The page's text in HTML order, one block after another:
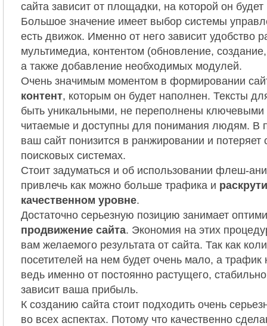
сайта зависит от площадки, на которой он
Большое значение имеет выбор системы
есть движок. Именно от него зависит удобство
мультимедиа, контентом (обновление,
а также добавление необходимых модулей.
Очень значимым моментом в формировании
контент, которым он будет наполнен. Тексты
быть уникальными, не переполнены ключевыми
читаемые и доступны для понимания людям. В
ваш сайт понизится в ранжировании и потеряет
поисковых системах.
Стоит задуматься и об использовании флеш-
привлечь как можно больше трафика и
качественном уровне.
Достаточно серьезную позицию занимает
продвижение сайта. Экономия на этих
вам желаемого результата от сайта. Так как
посетителей на нем будет очень мало, а трафик
ведь именно от постоянно растущего,
зависит ваша прибыль.
К созданию сайта стоит подходить очень
во всех аспектах. Потому что качественно